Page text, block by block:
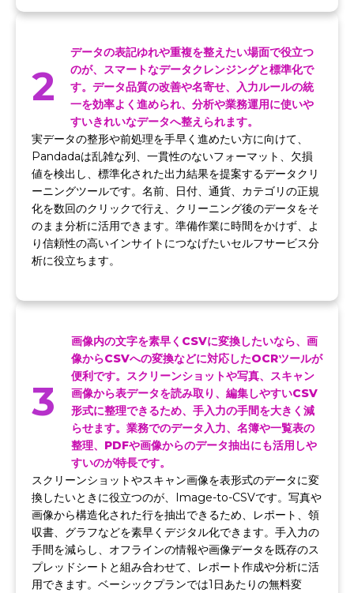
2
データの表記ゆれや重複を整えたい場面で役立つ
のが、スマートなデータクレンジングと標準化で
す。データ品質の改善や名寄せ、入力ルールの統
一を効率よく進められ、分析や業務運用に使いや
すいきれいなデータへ整えられます。
実データの整形や前処理を手早く進めたい方に向けて、
Pandadaは乱雑な列、一貫性のないフォーマット、欠損
値を検出し、標準化された出力結果を提案するデータクリ
ーニングツールです。名前、日付、通貨、カテゴリの正規
化を数回のクリックで行え、クリーニング後のデータをそ
のまま分析に活用できます。準備作業に時間をかけず、よ
り信頼性の高いインサイトにつなげたいセルフサービス分
析に役立ちます。
3
画像内の文字を素早くCSVに変換したいなら、画
像からCSVへの変換などに対応したOCRツールが
便利です。スクリーンショットや写真、スキャン
画像から表データを読み取り、編集しやすいCSV
形式に整理できるため、手入力の手間を大きく減
らせます。業務でのデータ入力、名簿や一覧表の
整理、PDFや画像からのデータ抽出にも活用しや
すいのが特長です。
スクリーンショットやスキャン画像を表形式のデータに変
換したいときに役立つのが、Image-to-CSVです。写真や
画像から構造化された行を抽出できるため、レポート、領
収書、グラフなどを素早くデジタル化できます。手入力の
手間を減らし、オフラインの情報や画像データを既存のス
プレッドシートと組み合わせて、レポート作成や分析に活
用できます。ベーシックプランでは1日あたりの無料変